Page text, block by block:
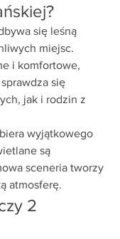
się leśną
miejsc.
i komfortowe,
się
jak i rodzin z
wyjątkowego
są
sceneria tworzy
atmosferę.
2